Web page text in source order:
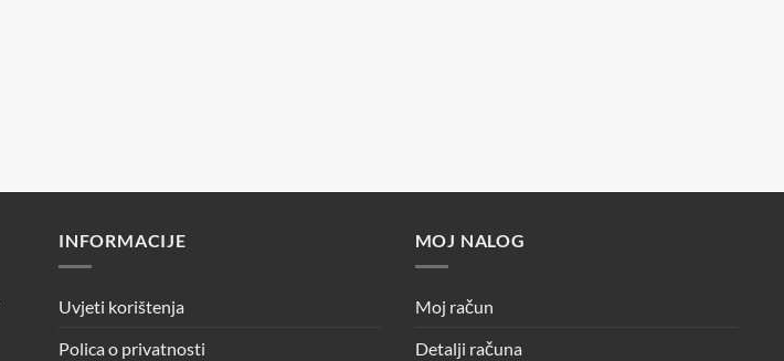
INFORMACIJE
Uvjeti korištenja
Polica o privatnosti
MOJ NALOG
Moj račun
Detalji računa